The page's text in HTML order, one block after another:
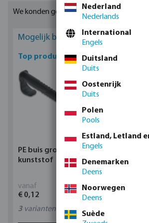
We konden geen geschikte resultaten
Mogelijk bent u geïnteresseerd
Top producten
PE buis grondklem
kunststof
vanaf
€ 0,12
3 varianten
messing
vanaf
Nederland
Nederlands
International
Engels
Duitsland
Duits
Oostenrijk
Duits
Polen
Pools
Estland, Letland
Engels
Denemarken
Deens
Noorwegen
Deens
Suède